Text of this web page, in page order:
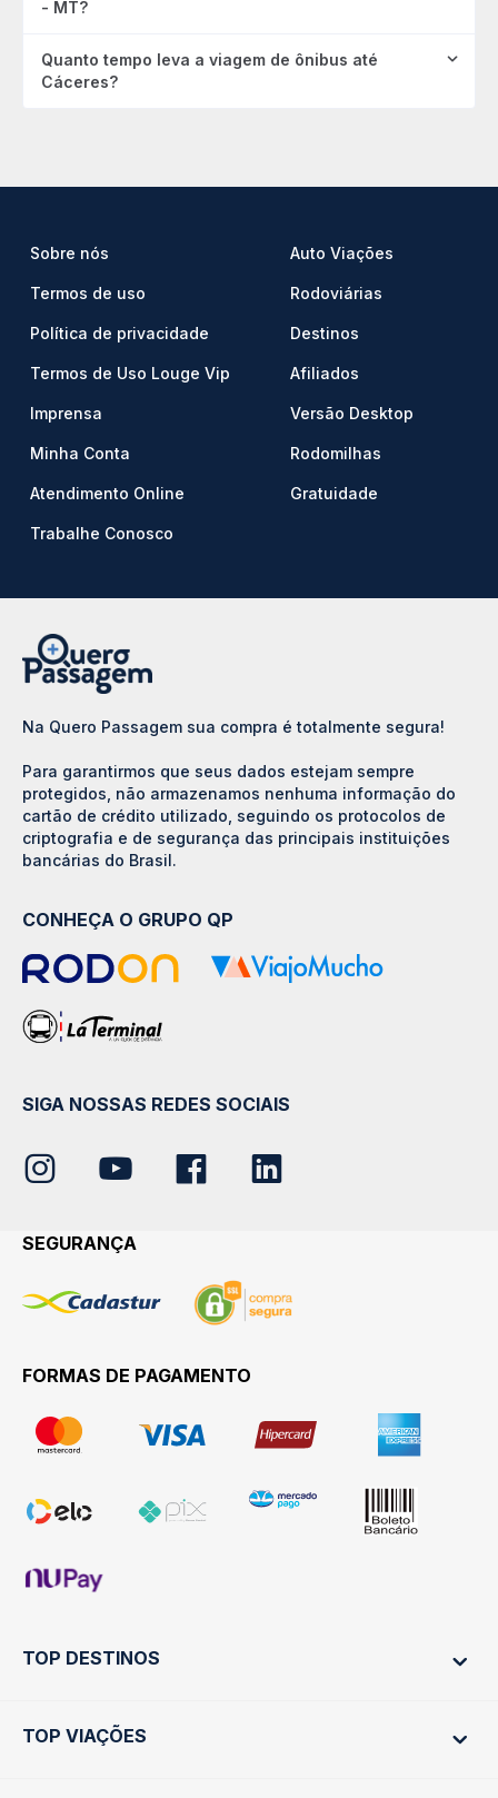
- MT?
Quanto tempo leva a viagem de ônibus até
Cáceres?
Sobre nós
Termos de uso
Política de privacidade
Termos de Uso Louge Vip
Imprensa
Minha Conta
Atendimento Online
Trabalhe Conosco
Auto Viações
Rodoviárias
Destinos
Afiliados
Versão Desktop
Rodomilhas
Gratuidade
Na Quero Passagem sua compra é totalmente segura!
Para garantirmos que seus dados estejam sempre
protegidos, não armazenamos nenhuma informação do
cartão de crédito utilizado, seguindo os protocolos de
criptografia e de segurança das principais instituições
bancárias do Brasil.
CONHEÇA O GRUPO QP
SIGA NOSSAS REDES SOCIAIS
SEGURANÇA
FORMAS DE PAGAMENTO
TOP DESTINOS
Ônibus Rio de Janeiro
TOP VIAÇÕES